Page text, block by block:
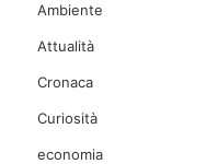
Ambiente
Attualità
Cronaca
Curiosità
economia